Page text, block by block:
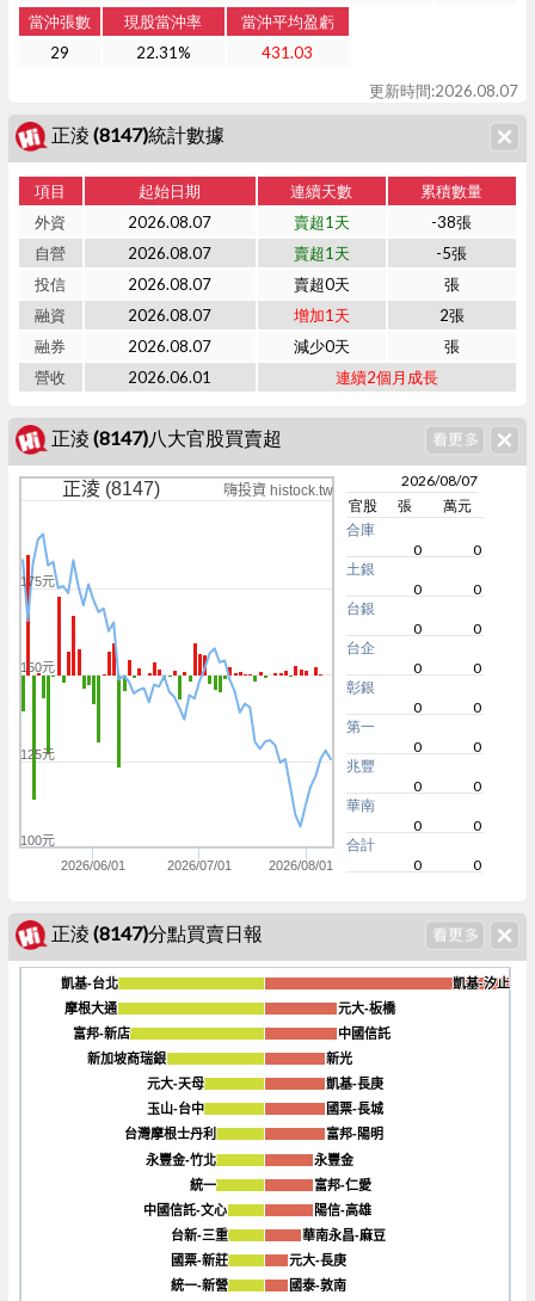
當沖張數 現股當沖率
當沖平均盈虧
29
22.31%
431.03
更新時間:2026.08.07
正淩 (8147)統計數據
項目 起始日期 連續天數
累積數量
外資
2026.08.07 賣超1天
-38張
自營
2026.08.07 賣超1天
-5張
投信
2026.08.07 賣超0天
張
融資
2026.08.07 增加1天
2張
融券
2026.08.07 減少0天
張
營收
2026.06.01 連續2個月成長
正淩 (8147)八大官股買賣超
正淩 (8147) 嗨投資 histock.tw
2026/06/01 2026/07/01 2026/08/01
100元
125元
150元
175元
-2k
2026/08/07
官股
張
萬元
合庫
0
0
土銀
0
0
台銀
0
0
台企
0
0
彰銀
0
0
第一
0
0
兆豐
0
0
華南
0
0
合計
0
0
正淩 (8147)分點買賣日報
凱基-汐止
凱基-汐止
元大-板橋
元大-板橋
中國信託
中國信託
新光
新光
凱基-長庚
凱基-長庚
國票-長城
國票-長城
富邦-陽明
富邦-陽明
永豐金
永豐金
富邦-仁愛
富邦-仁愛
陽信-高雄
陽信-高雄
華南永昌-麻豆
華南永昌-麻豆
元大-長庚
元大-長庚
國泰-敦南
國泰-敦南
凱基-台北
凱基-台北
摩根大通
摩根大通
富邦-新店
富邦-新店
新加坡商瑞銀
新加坡商瑞銀
元大-天母
元大-天母
玉山-台中
玉山-台中
台灣摩根士丹利
台灣摩根士丹利
永豐金-竹北
永豐金-竹北
統一
統一
中國信託-文心
中國信託-文心
台新-三重
台新-三重
國票-新莊
國票-新莊
統一-新營
統一-新營